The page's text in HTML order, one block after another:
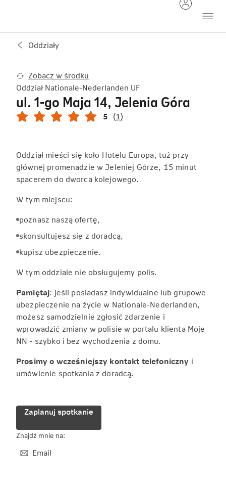
Oddziały
Zobacz w środku
Oddział Nationale-Nederlanden UF
ul. 1-go Maja 14, Jelenia Góra
5 (1)
Oddział mieści się koło Hotelu Europa, tuż przy
głównej promenadzie w Jeleniej Górze, 15 minut
spacerem do dworca kolejowego.
W tym miejscu:
poznasz naszą ofertę,
skonsultujesz się z doradcą,
kupisz ubezpieczenie.
W tym oddziale nie obsługujemy polis.
Pamiętaj: jeśli posiadasz indywidualne lub grupowe
ubezpieczenie na życie w Nationale-Nederlanden,
możesz samodzielnie zgłosić zdarzenie i
wprowadzić zmiany w polisie w portalu klienta Moje
NN - szybko i bez wychodzenia z domu.
Prosimy o wcześniejszy kontakt telefoniczny i
umówienie spotkania z doradcą.
Zaplanuj spotkanie
Znajdź mnie na:
Email